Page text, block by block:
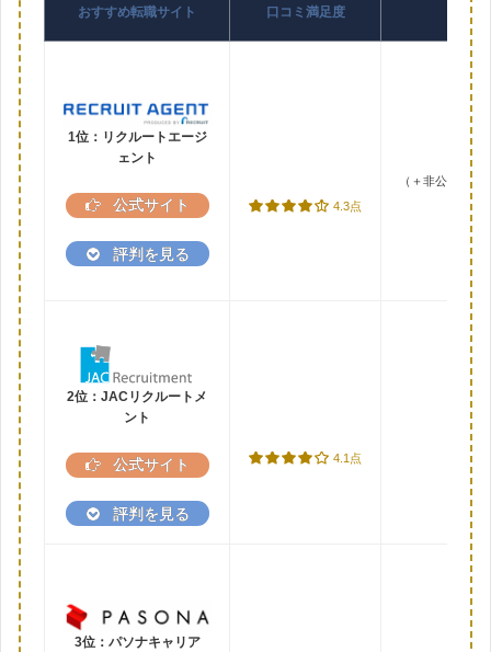
おすすめ転職サイト 口コミ満足度
1位：リクルートエージ
ェント
公式サイト
評判を見る
4.3点
（＋非公開求
2位：JACリクルートメ
ント
公式サイト
評判を見る
4.1点
3位：パソナキャリア